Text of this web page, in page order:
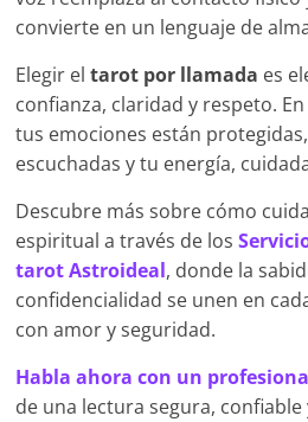
convierte en un lenguaje de
Elegir eltarot por llamada es
confianza, claridad y respeto.
tus emociones están
escuchadas y tu energía,
Descubre más sobre cómo
espiritual a través de los
tarot Astroideal, donde la
confidencialidad se unen en
con amor y seguridad.
Habla ahora con un
de una lectura segura,